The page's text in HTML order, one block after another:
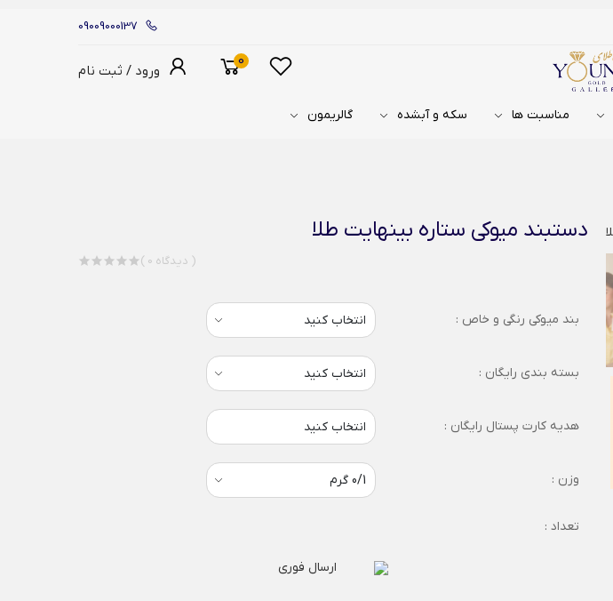
09009000137
ورود / ثبت نام
0
مناسبت ها سکه و آبشده گالریمون
دستبند میوکی ستاره بینهایت طلا
( 0 دیدگاه )
بند میوکی رنگی و خاص :
بسته بندی رایگان :
هدیه کارت پستال رایگان : انتخاب کنید
وزن :
تعداد :
ارسال فوری